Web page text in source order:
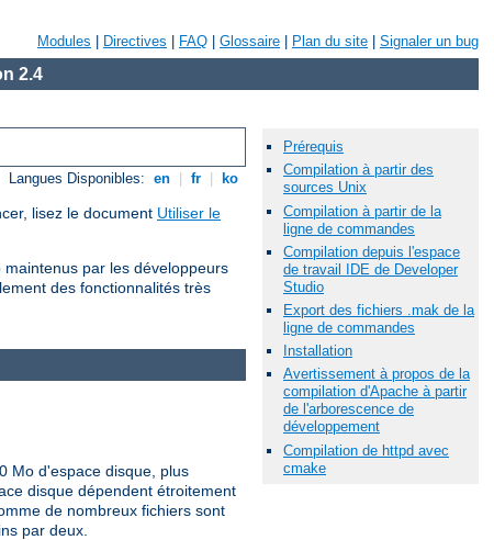
Modules Directives FAQ Glossaire Plan du site Signaler un bug
2.4
Langues Disponibles: en fr ko
lisez le document Utiliser le
par les développeurs
des fonctionnalités très
Mo d'espace disque, plus
disque dépendent étroitement
de nombreux fichiers sont
par deux.
Prérequis
Compilation à partir des
sources Unix
Compilation à partir de la
ligne de commandes
Compilation depuis l'espace
de travail IDE de Developer
Studio
Export des fichiers .mak de la
ligne de commandes
Installation
Avertissement à propos de la
compilation d'Apache à partir
de l'arborescence de
développement
Compilation de httpd avec
cmake